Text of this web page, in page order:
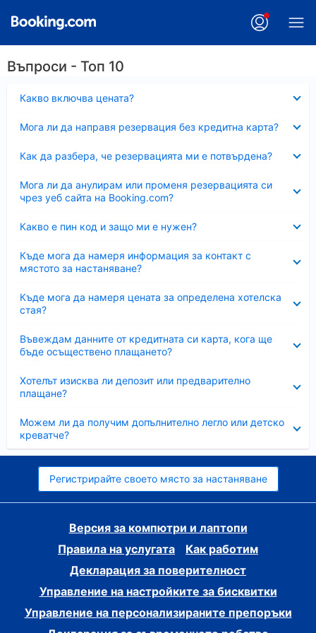
Въпроси - Топ 10
Какво включва цената?
Мога ли да направя резервация без кредитна карта?
Как да разбера, че резервацията ми е потвърдена?
Мога ли да анулирам или променя резервацията си
чрез уеб сайта на Booking.com?
Какво е пин код и защо ми е нужен?
Къде мога да намеря информация за контакт с
мястото за настаняване?
Къде мога да намеря цената за определена хотелска
стая?
Въвеждам данните от кредитната си карта, кога ще
бъде осъществено плащането?
Хотелът изисква ли депозит или предварително
плащане?
Можем ли да получим допълнително легло или детско
креватче?
Регистрирайте своето място за настаняване
Версия за компютри и лаптопи
Правила на услугата
Как работим
Декларация за поверителност
Управление на настройките за бисквитки
Управление на персонализираните препоръки